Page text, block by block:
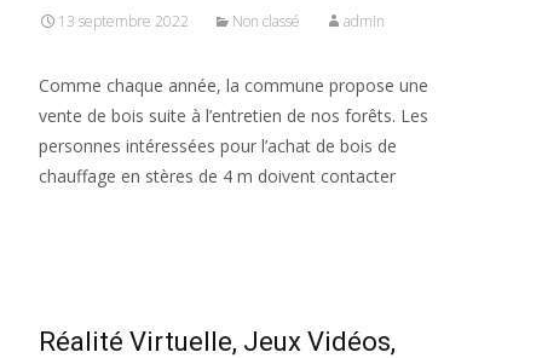
13 septembre 2022 Non classé admin
Comme chaque année, la commune propose une
vente de bois suite à l’entretien de nos forêts. Les
personnes intéressées pour l’achat de bois de
chauffage en stères de 4 m doivent contacter
Réalité Virtuelle, Jeux Vidéos,